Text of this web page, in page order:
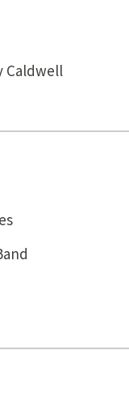
Caldwell